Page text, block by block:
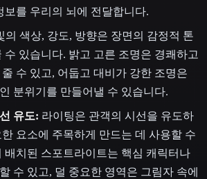
보를 우리의 뇌에 전달합니다.
의 색상, 강도, 방향은 장면의 감정적 톤
수 있습니다. 밝고 고른 조명은 경쾌하고
수 있고, 어둡고 대비가 강한 조명은
분위기를 만들어낼 수 있습니다.
유도: 라이팅은 관객의 시선을 유도하
요소에 주목하게 만드는 데 사용할 수
배치된 스포트라이트는 핵심 캐릭터나
수 있고, 덜 중요한 영역은 그림자 속에